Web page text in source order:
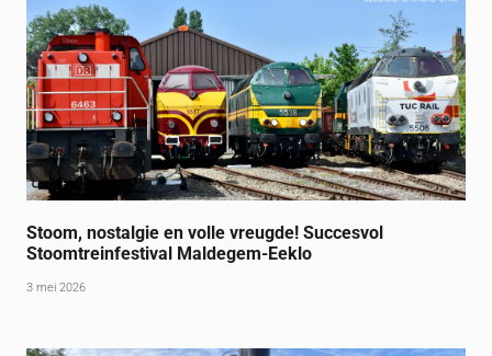
Stoom, nostalgie en volle vreugde! Succesvol
Stoomtreinfestival Maldegem-Eeklo
3 mei 2026